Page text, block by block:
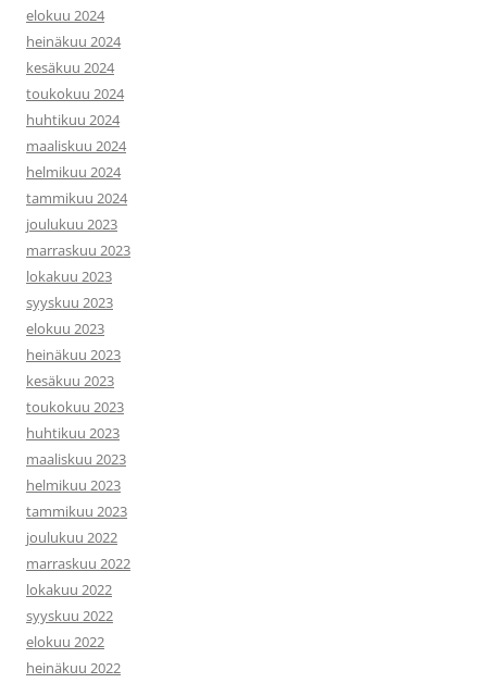
elokuu 2024
heinäkuu 2024
kesäkuu 2024
toukokuu 2024
huhtikuu 2024
maaliskuu 2024
helmikuu 2024
tammikuu 2024
joulukuu 2023
marraskuu 2023
lokakuu 2023
syyskuu 2023
elokuu 2023
heinäkuu 2023
kesäkuu 2023
toukokuu 2023
huhtikuu 2023
maaliskuu 2023
helmikuu 2023
tammikuu 2023
joulukuu 2022
marraskuu 2022
lokakuu 2022
syyskuu 2022
elokuu 2022
heinäkuu 2022